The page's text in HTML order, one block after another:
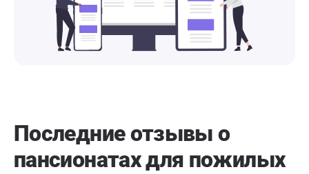
Последние отзывы о
пансионатах для пожилых